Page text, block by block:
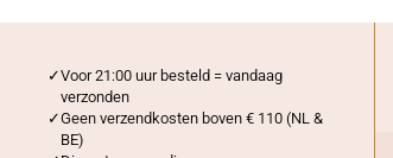
Voor 21:00 uur besteld = vandaag
verzonden
Geen verzendkosten boven € 110 (NL &
BE)